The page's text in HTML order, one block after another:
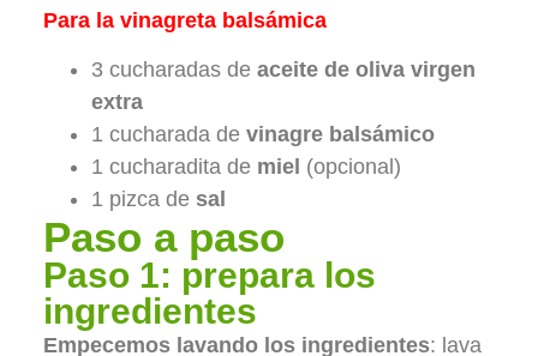
Para la vinagreta balsámica
3 cucharadas de aceite de oliva virgen
extra
1 cucharada de vinagre balsámico
1 cucharadita de miel (opcional)
1 pizca de sal
Paso a paso
Paso 1: prepara los
ingredientes
Empecemos lavando los ingredientes: lava